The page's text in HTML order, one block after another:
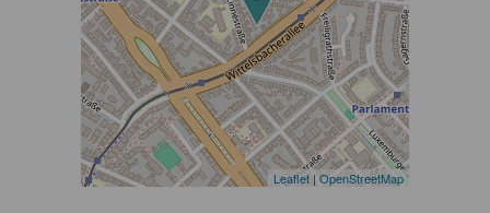
Leaflet | OpenStreetMap